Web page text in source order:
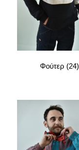
Φούτερ (24)